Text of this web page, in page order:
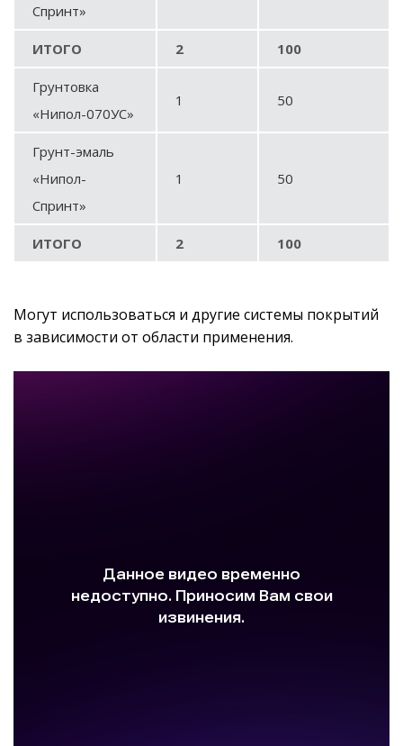
Спринт»
ИТОГО 2 100
Грунтовка
«Нипол-070УС»
1 50
Грунт-эмаль
«Нипол-
Спринт»
1 50
ИТОГО 2 100
Могут использоваться и другие системы покрытий
в зависимости от области применения.